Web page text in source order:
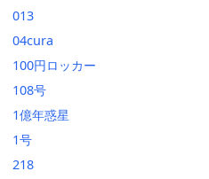
013
04cura
100円ロッカー
108号
1億年惑星
1号
218